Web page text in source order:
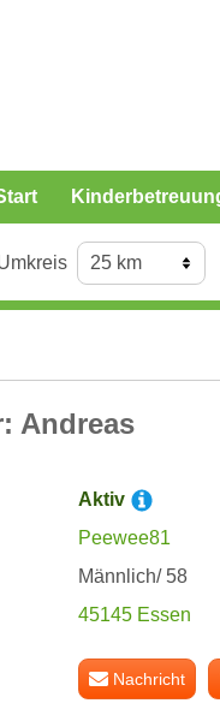
Andreas
Aktiv
Peewee81
Männlich/ 58
45145 Essen
Nachricht